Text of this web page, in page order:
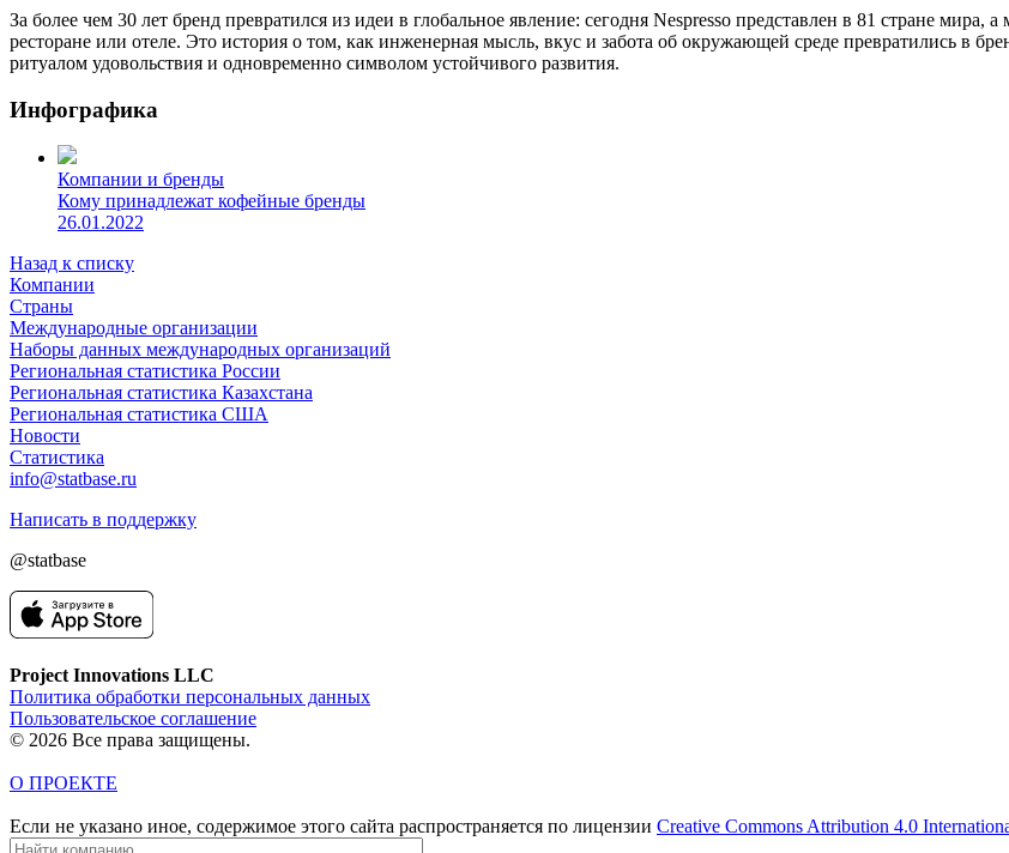
За более чем 30 лет бренд превратился из идеи в глобальное явление: сегодня Nespresso представлен в 81 стране
ресторане или отеле. Это история о том, как инженерная мысль, вкус и забота об окружающей среде превратились в
ритуалом удовольствия и одновременно символом устойчивого развития.
Инфографика
Компании и бренды
Кому принадлежат кофейные бренды
26.01.2022
Назад к списку
Компании
Страны
Международные организации
Наборы данных международных организаций
Региональная статистика России
Региональная статистика Казахстана
Региональная статистика США
Новости
Статистика
info@statbase.ru
Написать в поддержку
@statbase
Project Innovations LLC
Политика обработки персональных данных
Пользовательское соглашение
© 2026 Все права защищены.
О ПРОЕКТЕ
Если не указано иное, содержимое этого сайта распространяется по лицензии Creative Commons Attribution 4.0